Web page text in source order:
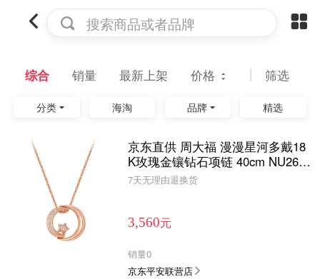
搜索商品或者品牌
综合 销量 最新上架 价格 筛选
分类 海淘 品牌 精选
京东直供 周大福 漫漫星河多戴18
K玫瑰金镶钻石项链 40cm NU263
3生日礼物
7天无理由退换货
3,560元
销量0
京东平安联营店